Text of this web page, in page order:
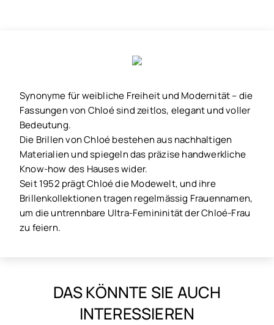
Synonyme für weibliche Freiheit und Modernität – die
Fassungen von Chloé sind zeitlos, elegant und voller
Bedeutung.
Die Brillen von Chloé bestehen aus nachhaltigen
Materialien und spiegeln das präzise handwerkliche
Know-how des Hauses wider.
Seit 1952 prägt Chloé die Modewelt, und ihre
Brillenkollektionen tragen regelmässig Frauennamen,
um die untrennbare Ultra-Femininität der Chloé-Frau
zu feiern.
DAS KÖNNTE SIE AUCH
INTERESSIEREN